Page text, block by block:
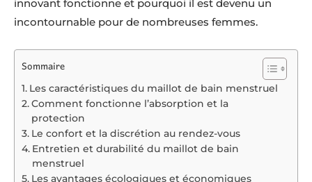
innovant fonctionne et pourquoi il est devenu un
incontournable pour de nombreuses femmes.
Sommaire
Les caractéristiques du maillot de bain menstruel
Comment fonctionne l’absorption et la
protection
Le confort et la discrétion au rendez-vous
Entretien et durabilité du maillot de bain
menstruel
Les avantages écologiques et économiques